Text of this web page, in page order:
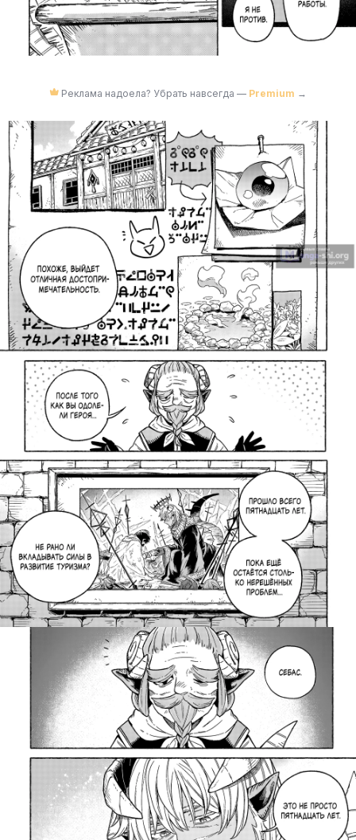
Реклама надоела? Убрать навсегда — Premium →